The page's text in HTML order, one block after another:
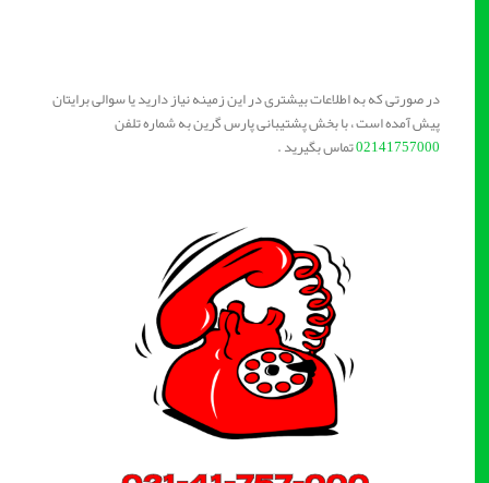
در صورتی که به اطلاعات بیشتری در این زمینه نیاز دارید یا سوالی برایتان
پیش آمده است ، با بخش پشتیبانی پارس گرین به شماره تلفن
02141757000تماس بگیرید .